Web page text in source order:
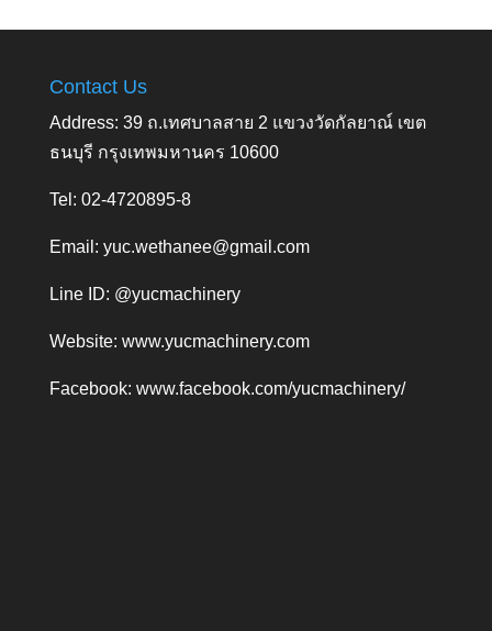
Contact Us
Address: 39 ถ.เทศบาลสาย 2 แขวงวัดกัลยาณ์ เขต
ธนบุรี กรุงเทพมหานคร 10600
Tel: 02-4720895-8
Email: yuc.wethanee@gmail.com
Line ID: @yucmachinery
Website: www.yucmachinery.com
Facebook: www.facebook.com/yucmachinery/